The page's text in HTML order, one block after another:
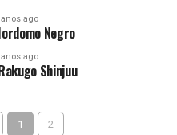
anos ago
Negro
anos ago
Shinjuu
1 2